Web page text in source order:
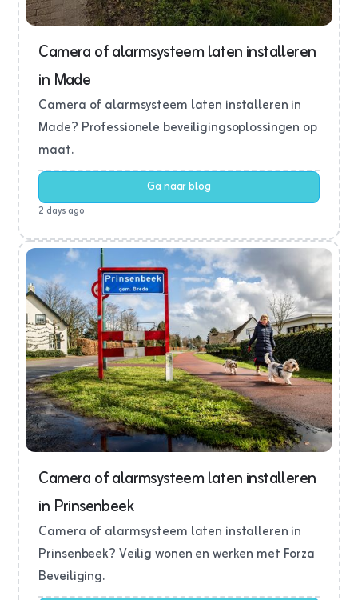
Camera of alarmsysteem laten installeren
in Made
Camera of alarmsysteem laten installeren in
Made? Professionele beveiligingsoplossingen op
maat.
Ga naar blog
2 days ago
Camera of alarmsysteem laten installeren
in Prinsenbeek
Camera of alarmsysteem laten installeren in
Prinsenbeek? Veilig wonen en werken met Forza
Beveiliging.